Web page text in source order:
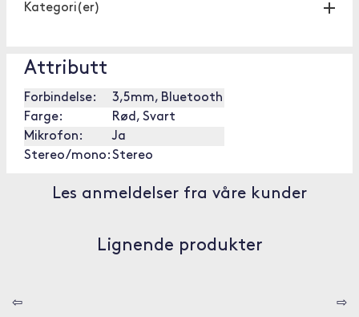
Kategori(er)
Attributt
Forbindelse:
3,5mm, Bluetooth
Farge:
Rød, Svart
Mikrofon:
Ja
Stereo/mono:Stereo
Les anmeldelser fra våre kunder
Lignende produkter
⇦ ⇨